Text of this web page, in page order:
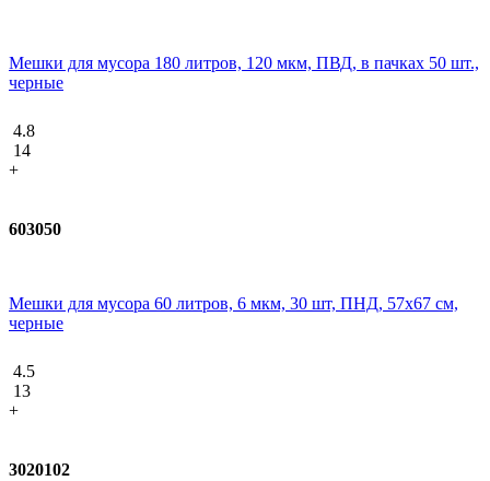
Мешки для мусора 180 литров, 120 мкм, ПВД, в пачках 50 шт.,
черные
4.8
14
+
603050
Мешки для мусора 60 литров, 6 мкм, 30 шт, ПНД, 57х67 см,
черные
4.5
13
+
3020102